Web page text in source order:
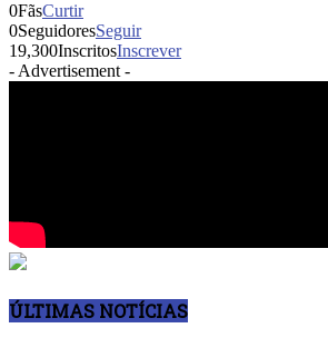
0FãsCurtir
0SeguidoresSeguir
19,300InscritosInscrever
- Advertisement -
ÚLTIMAS NOTÍCIAS